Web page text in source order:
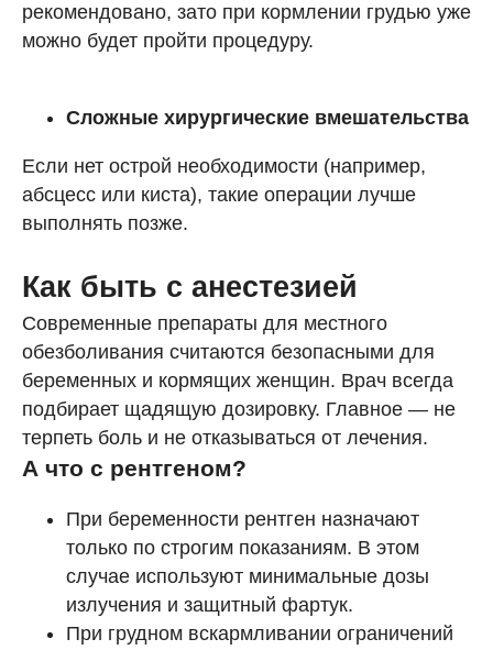
рекомендовано, зато при кормлении грудью уже
можно будет пройти процедуру.
Сложные хирургические вмешательства
Если нет острой необходимости (например,
абсцесс или киста), такие операции лучше
выполнять позже.
Как быть с анестезией
Современные препараты для местного
обезболивания считаются безопасными для
беременных и кормящих женщин. Врач всегда
подбирает щадящую дозировку. Главное — не
терпеть боль и не отказываться от лечения.
А что с рентгеном?
При беременности рентген назначают
только по строгим показаниям. В этом
случае используют минимальные дозы
излучения и защитный фартук.
При грудном вскармливании ограничений